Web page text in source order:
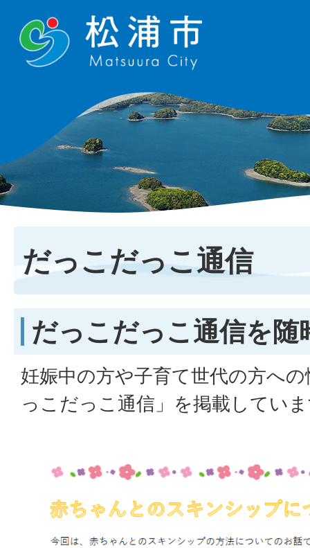
だっこだっこ通信
だっこだっこ通信を
妊娠中の方や子育て世代の方へ
っこだっこ通信」を掲載してい